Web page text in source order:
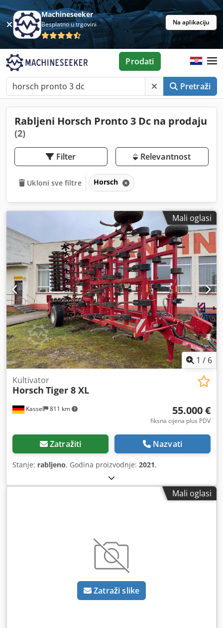
Machineseeker
Besplatno u trgovini Na aplikaciju
Pretraži
Prodati
Rabljeni Horsch Pronto 3 Dc na prodaju
(2)
Filter Relevantnost
Ukloni sve filtre Horsch
Mali oglasi
1 / 6
Kassel 811 km
Kultivator
Horsch Tiger 8 XL
55.000 €
fiksna cijena plus PDV
Zatražiti Nazvati
Stanje: rabljeno, Godina proizvodnje: 2021,
Mali oglasi
Zatraži slike